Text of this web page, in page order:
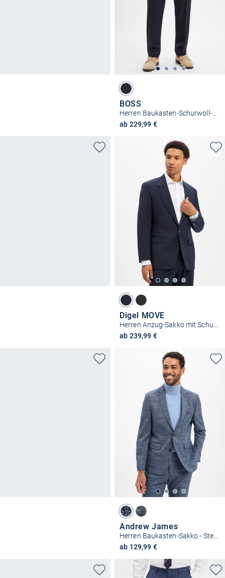
BOSS
Herren Baukasten-Schurwoll-Hose - H-Lenon-B1
ab 229,99 €
Digel MOVE
ab 239,99 €
Andrew James
Herren Baukasten-Sakko - Steven
ab 129,99 €